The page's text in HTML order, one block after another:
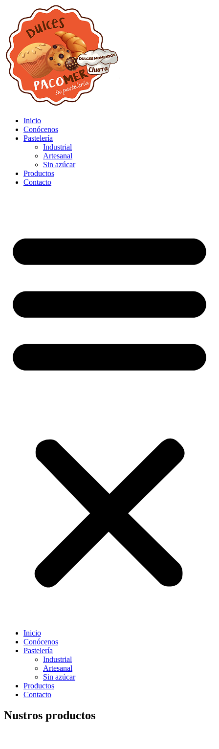
Inicio
Conócenos
Pastelería
Industrial
Artesanal
Sin azúcar
Productos
Contacto
Inicio
Conócenos
Pastelería
Industrial
Artesanal
Sin azúcar
Productos
Contacto
Nustros productos